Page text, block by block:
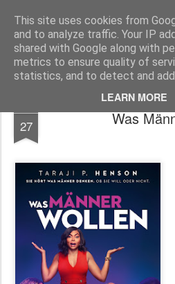
This site uses cookies from
and to analyze traffic. Your IP
shared with Google along with
metrics to ensure quality of
statistics, and to detect and
LEARN MORE
MyKinoTrailer
Pages
27 Was